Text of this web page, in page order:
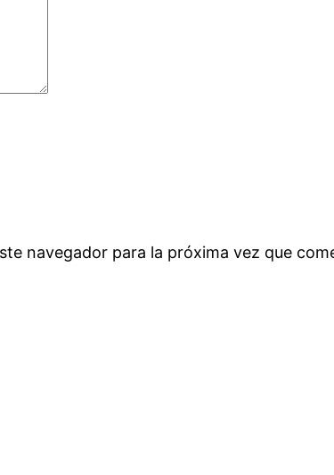
navegador para la próxima vez que